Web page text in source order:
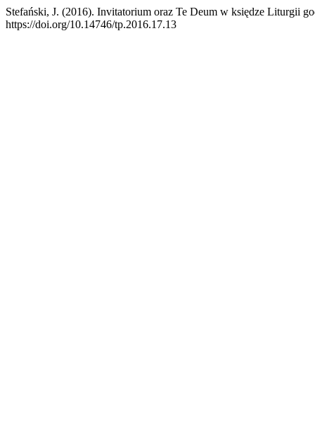
Stefański, J. (2016). Invitatorium oraz Te Deum w księdze Liturgii
https://doi.org/10.14746/tp.2016.17.13